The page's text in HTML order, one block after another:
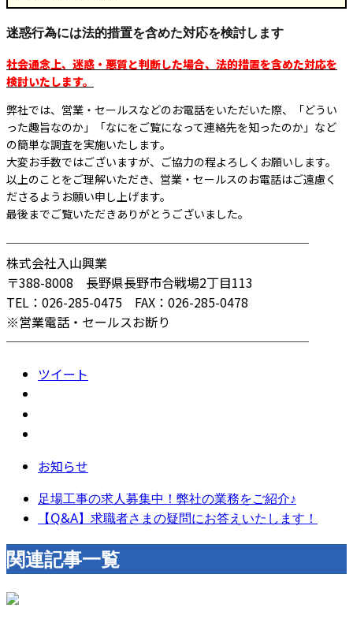
迷惑行為には法的措置を含めた対応を検討します
社会通念上、迷惑・悪質と判断した場合、法的措置を含めた対応を
検討いたします。
弊社では、営業・セールスなどのお電話をいただいた際、「どうい
った趣旨なのか」「なにをご覧になって連絡先を知ったのか」など
の簡単な調査を実施いたします。
大変お手数ではございますが、ご協力の程よろしくお願いします。
以上のことをご理解いただき、営業・セールスのお電話はご遠慮く
ださるようお願い申し上げます。
最後までご覧いただきありがとうございました。
────────────────────────
株式会社入山興業
〒388-8008 長野県長野市合戦場2丁目113
TEL：026-285-0475 FAX：026-285-0478
※営業電話・セールスお断り
────────────────────────
ツイート
お知らせ
足場工事の求人募集中！弊社の業務をご紹介♪
【Q&A】求職者さまの疑問にお答えいたします！
関連記事一覧